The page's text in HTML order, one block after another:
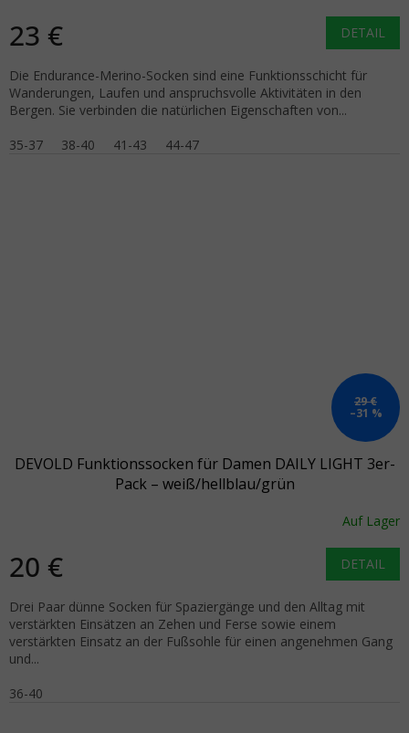
23 € DETAIL
Die Endurance-Merino-Socken sind eine Funktionsschicht für
Wanderungen, Laufen und anspruchsvolle Aktivitäten in den
Bergen. Sie verbinden die natürlichen Eigenschaften von...
35-37
38-40 41-43 44-47
29 €
–31 %
DEVOLD Funktionssocken für Damen DAILY LIGHT 3er-
Pack – weiß/hellblau/grün
Auf Lager
20 € DETAIL
Drei Paar dünne Socken für Spaziergänge und den Alltag mit
verstärkten Einsätzen an Zehen und Ferse sowie einem
verstärkten Einsatz an der Fußsohle für einen angenehmen Gang
und...
36-40